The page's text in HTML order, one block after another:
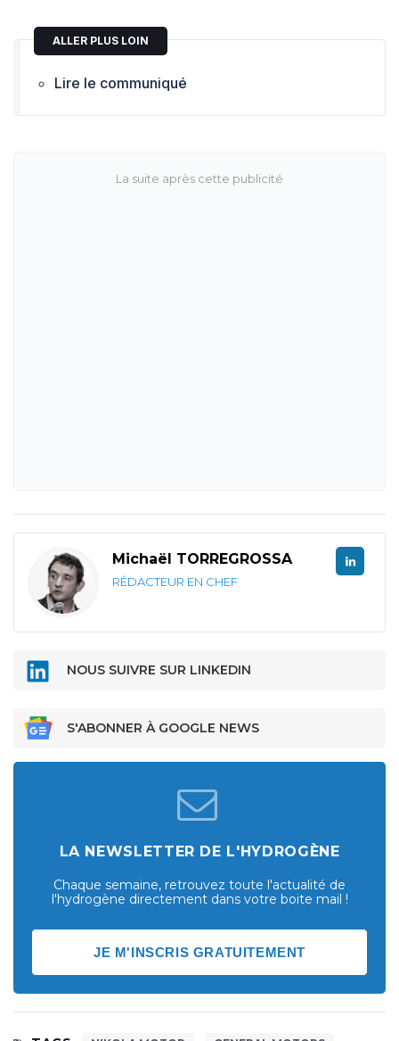
ALLER PLUS LOIN
Lire le communiqué
Michaël TORREGROSSA
RÉDACTEUR EN CHEF
NOUS SUIVRE SUR LINKEDIN
S'ABONNER À GOOGLE NEWS
LA NEWSLETTER DE L'HYDROGÈNE
Chaque semaine, retrouvez toute l'actualité de
l'hydrogène directement dans votre boite mail !
JE M'INSCRIS GRATUITEMENT